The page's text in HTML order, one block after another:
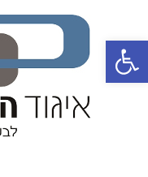
פתח סרגל נגישות